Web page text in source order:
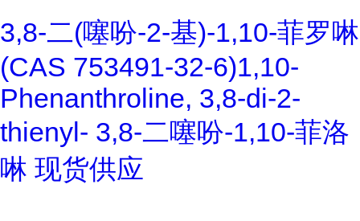
3,8-二(噻吩-2-基)-1,10-菲罗啉
(CAS 753491-32-6)1,10-
Phenanthroline, 3,8-di-2-
thienyl- 3,8-二噻吩-1,10-菲洛
啉 现货供应